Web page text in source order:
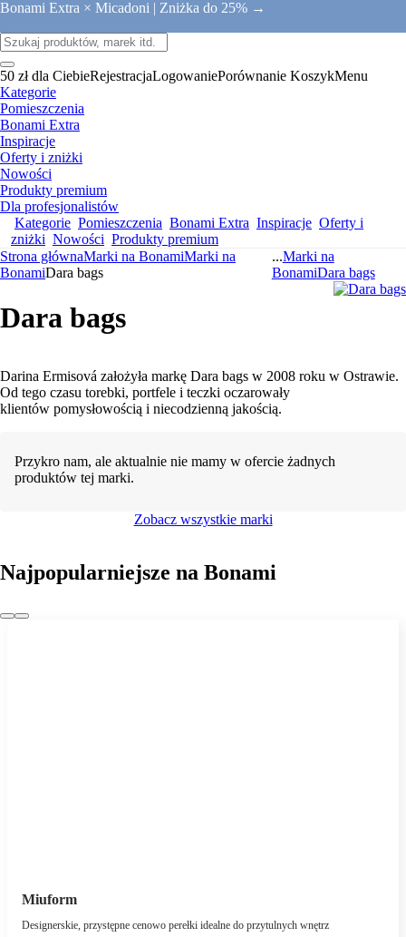
Bonami Extra × Micadoni | Zniżka do 25% →
50 zł dla CiebieRejestracjaLogowaniePorównanie KoszykMenu
Kategorie
Pomieszczenia
Bonami Extra
Inspiracje
Oferty i zniżki
Nowości
Produkty premium
Dla profesjonalistów
Kategorie Pomieszczenia Bonami Extra Inspiracje Oferty i
zniżki Nowości Produkty premium
Strona głównaMarki na BonamiMarki na
BonamiDara bags
...Marki na
BonamiDara bags
Dara bags
Darina Ermisová założyła markę Dara bags w 2008 roku w Ostrawie.
Od tego czasu torebki, portfele i teczki oczarowały
klientów pomysłowością i niecodzienną jakością.
Przykro nam, ale aktualnie nie mamy w ofercie żadnych
produktów tej marki.
Zobacz wszystkie marki
Najpopularniejsze na Bonami
Miuform
Designerskie, przystępne cenowo perełki idealne do przytulnych wnętrz